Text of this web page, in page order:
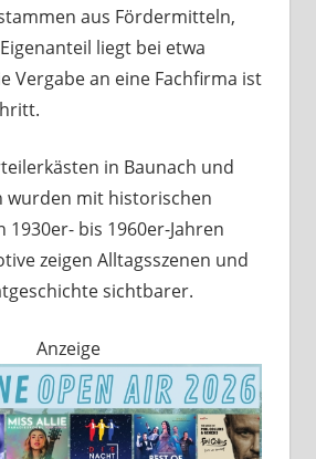
aus Fördermitteln,
liegt bei etwa
Vergabe an eine Fachfirma ist
in Baunach und
wurden mit historischen
1930er- bis 1960er-Jahren
zeigen Alltagsszenen und
sichtbarer.
Anzeige